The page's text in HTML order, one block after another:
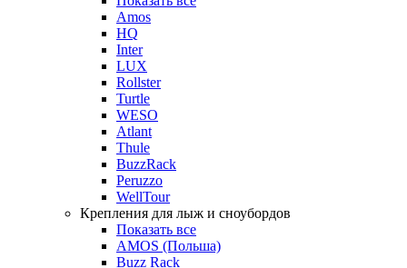
Amos
HQ
Inter
LUX
Rollster
Turtle
WESO
Atlant
Thule
BuzzRack
Peruzzo
WellTour
Крепления для лыж и сноубордов
Показать все
AMOS (Польша)
Buzz Rack